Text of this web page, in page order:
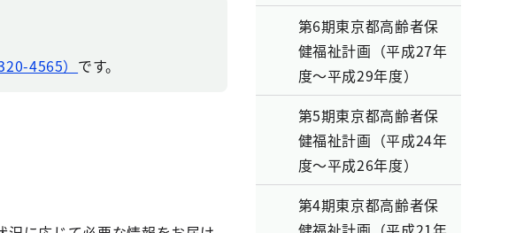
4565） です。
第6期東京都高齢者保
健福祉計画（平成27年
度～平成29年度）
第5期東京都高齢者保
健福祉計画（平成24年
度～平成26年度）
第4期東京都高齢者保